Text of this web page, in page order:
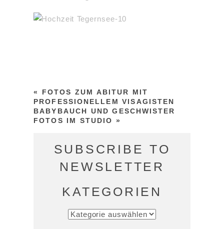
«
FOTOS ZUM ABITUR MIT
PROFESSIONELLEM VISAGISTEN
BABYBAUCH UND GESCHWISTER
FOTOS IM STUDIO »
SUBSCRIBE TO
NEWSLETTER
KATEGORIEN
KATEGORIEN